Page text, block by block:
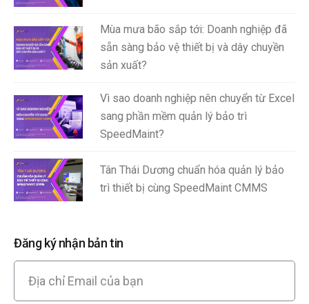
Mùa mưa bão sắp tới: Doanh nghiệp đã
sẵn sàng bảo vệ thiết bị và dây chuyền
sản xuất?
Vì sao doanh nghiệp nên chuyển từ Excel
sang phần mềm quản lý bảo trì
SpeedMaint?
Tân Thái Dương chuẩn hóa quản lý bảo
trì thiết bị cùng SpeedMaint CMMS
Đăng ký nhận bản tin